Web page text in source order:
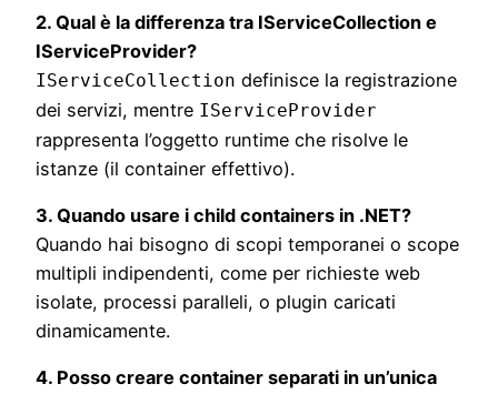
2. Qual è la differenza tra IServiceCollection e
IServiceProvider?
IServiceCollection definisce la registrazione
dei servizi, mentre IServiceProvider
rappresenta l’oggetto runtime che risolve le
istanze (il container effettivo).
3. Quando usare i child containers in .NET?
Quando hai bisogno di scopi temporanei o scope
multipli indipendenti, come per richieste web
isolate, processi paralleli, o plugin caricati
dinamicamente.
4. Posso creare container separati in un’unica